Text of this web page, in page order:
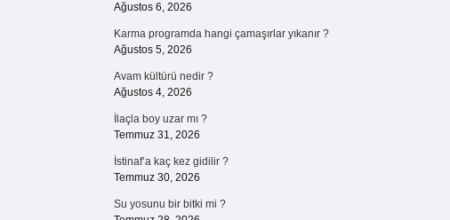
Ağustos 6, 2026
Karma programda hangi çamaşırlar yıkanır ?
Ağustos 5, 2026
Avam kültürü nedir ?
Ağustos 4, 2026
İlaçla boy uzar mı ?
Temmuz 31, 2026
İstinaf’a kaç kez gidilir ?
Temmuz 30, 2026
Su yosunu bir bitki mi ?